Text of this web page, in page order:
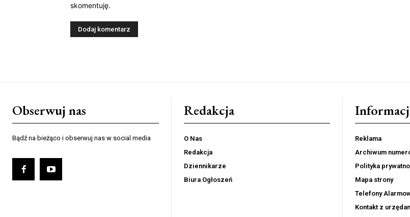
skomentuję.
Obserwuj nas
Bądź na bieżąco i obserwuj nas w social media
Redakcja
O Nas
Redakcja
Dziennikarze
Biura Ogłoszeń
Reklama
Archiwum
Polityka
Mapa strony
Telefony
Kontakt z